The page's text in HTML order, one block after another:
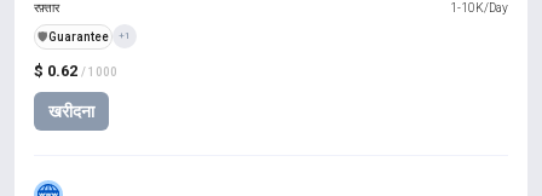
$ 0.62 / 1000
खरीदना
रफ़्तार
1-10K/Day
️🛡️Guarantee +1